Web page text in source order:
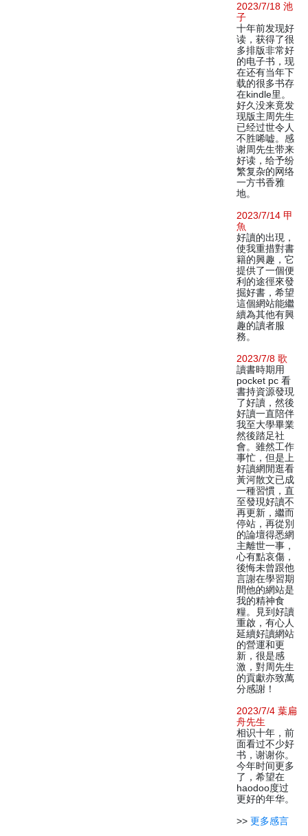
2023/7/18 池
子
十年前发现好
读，获得了很
多排版非常好
的电子书，现
在还有当年下
载的很多书存
在kindle里。
好久没来竟发
现版主周先生
已经过世令人
不胜唏嘘。感
谢周先生带来
好读，给予纷
繁复杂的网络
一方书香雅
地。
2023/7/14 甲
魚
好讀的出現，
使我重措對書
籍的興趣，它
提供了一個便
利的途徑來發
掘好書，希望
這個網站能繼
續為其他有興
趣的讀者服
務。
2023/7/8 歌
讀書時期用
pocket pc 看
書持資源發現
了好讀，然後
好讀一直陪伴
我至大學畢業
然後踏足社
會。雖然工作
事忙，但是上
好讀網閒逛看
黃河散文已成
一種習慣，直
至發現好讀不
再更新，繼而
停站，再從別
的論壇得悉網
主離世一事，
心有點哀傷，
後悔未曾跟他
言謝在學習期
間他的網站是
我的精神食
糧。見到好讀
重啟，有心人
延續好讀網站
的營運和更
新，很是感
激，對周先生
的貢獻亦致萬
分感謝！
2023/7/4 葉扁
舟先生
相识十年，前
面看过不少好
书，谢谢你。
今年时间更多
了，希望在
haodoo度过
更好的年华。
>> 更多感言